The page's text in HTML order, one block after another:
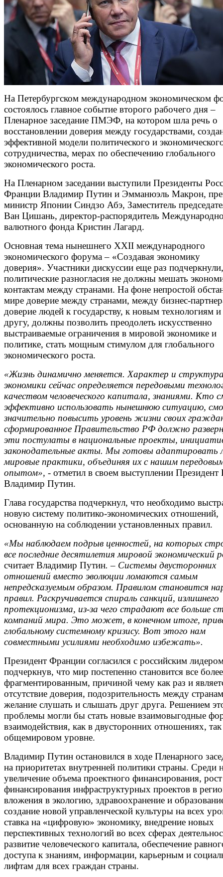
На Петербургском международном экономическом
состоялось главное событие второго рабочего дня –
Пленарное заседание ПМЭФ, на котором шла речь о
восстановлении доверия между государствами,
эффективной модели политического и
сотрудничества, мерах по обеспечению глобального
экономического роста.
На Пленарном заседании выступили Президенты
Франции Владимир Путин и Эмманюэль Макрон,
министр Японии Синдзо Абэ, Заместитель
Ван Цишань, директор-распорядитель
валютного фонда Кристин Лагард.
Основная тема нынешнего XXII международного
экономического форума – «Создавая экономику
доверия». Участники дискуссии еще раз
политические разногласия не должны мешать
контактам между странами. На фоне непростой
мире доверие между странами, между бизнес-
доверие людей к государству, к новым технологиям
другу, должны позволить преодолеть искусственно
выстраиваемые ограничения в мировой экономике и
политике, стать мощным стимулом для глобального
экономического роста.
«Жизнь динамично меняется. Характер и
экономики сейчас определяется передовыми
качеством человеческого капитала, знаниями. Кто
эффективно использовать нынешнюю ситуацию,
значительно повысить уровень жизни своих
сформированное Правительство РФ должно
эти постулаты в национальные проекты,
законодательные акты. Мы готовы адаптировать
мировые практики, объединяя их с нашим
опытом», - отметил в своем выступлении Президент
Владимир Путин.
Глава государства подчеркнул, что необходимо
новую систему политико-экономических отношений,
основанную на соблюдении установленных правил.
«Мы наблюдаем подрыв ценностей, на которых
все последние десятилетия мировой экономический
считает Владимир Путин. – Системы двусторонних
отношений вместо эволюции ломаются самым
непредсказуемым образом. Правилом становится
правил. Раскручивается спираль санкций, излишнего
протекционизма, из-за чего страдают все больше
компаний мира. Это может, в конечном итоге,
глобальному системному кризису. Вот этого нам
совместными усилиями необходимо избежать».
Президент Франции согласился с российским
подчеркнув, что мир постепенно становится все более
фрагментированным, причиной чему как раз и
отсутствие доверия, подозрительность между
желание слушать и слышать друг друга. Решением
проблемы могли бы стать новые взаимовыгодные
взаимодействия, как в двусторонних отношениях,
общемировом уровне.
Владимир Путин остановился в ходе Пленарного
на приоритетах внутренней политики страны. Среди
увеличение объема проектного финансирования, рост
финансирования инфраструктурных проектов в
вложения в экологию, здравоохранение и
создание новой управленческой культуры на всех
ставка на «цифровую» экономику, внедрение новых
перспективных технологий во всех сферах
развитие человеческого капитала, обеспечение
доступа к знаниям, информации, карьерным и
лифтам для всех граждан страны.